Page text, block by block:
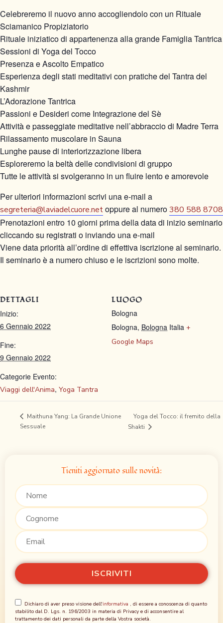
Celebreremo il nuovo anno accogliendolo con un Rituale
Sciamanico Propiziatorio
Rituale iniziatico di appartenenza alla grande Famiglia Tantrica
Sessioni di Yoga del Tocco
Presenza e Ascolto Empatico
Esperienza degli stati meditativi con pratiche del Tantra del
Kashmir
L’Adorazione Tantrica
Passioni e Desideri come Integrazione del Sè
Attività e passeggiate meditative nell’abbraccio di Madre Terra
Rilassamento muscolare in Sauna
Lunghe pause di interiorizzazione libera
Esploreremo la beltà delle condivisioni di gruppo
Tutte le attività si svolgeranno in un fluire lento e amorevole
Per ulteriori informazioni scrivi una e-mail a
segreteria@laviadelcuore.netoppure al numero380 588 8708
Prenotazioni entro 10 giorni prima della data di inizio seminario
cliccando su registrati o inviando una e-mail
Viene data priorità all’ordine di effettiva iscrizione al seminario.
Il seminario è a numero chiuso e le iscrizioni sono molte.
DETTAGLI
Inizio:
6 Gennaio 2022
Fine:
9 Gennaio 2022
Categorie Evento:
Viaggi dell'Anima, Yoga Tantra
LUOGO
Bologna
Bologna, Bologna Italia +
Google Maps
Maithuna Yang: La Grande Unione
Sessuale
Yoga del Tocco: il fremito della
Shakti
Tieniti aggiornato sulle novità:
Dichiaro di aver preso visione dell'informativa , di essere a conoscenza di quanto
stabilito dal D. Lgs. n. 196/2003 in materia di Privacy e di acconsentire al
trattamento dei dati personali da parte della Vostra società.